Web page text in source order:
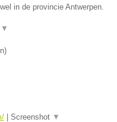
in de provincie Antwerpen.
▼
)
| Screenshot ▼